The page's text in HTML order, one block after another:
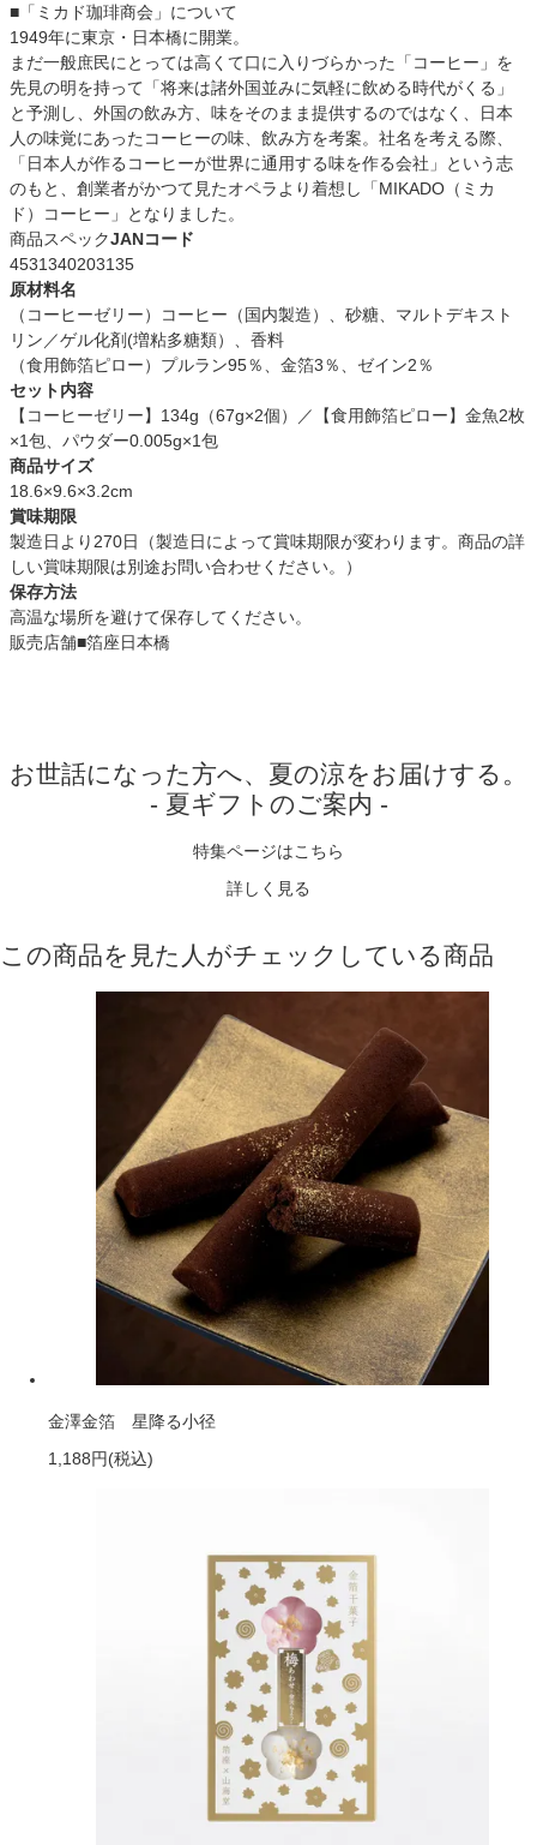
■「ミカド珈琲商会」について
1949年に東京・日本橋に開業。
まだ一般庶民にとっては高くて口に入りづらかった「コーヒー」を
先見の明を持って「将来は諸外国並みに気軽に飲める時代がくる」
と予測し、外国の飲み方、味をそのまま提供するのではなく、日本
人の味覚にあったコーヒーの味、飲み方を考案。社名を考える際、
「日本人が作るコーヒーが世界に通用する味を作る会社」という志
のもと、創業者がかつて見たオペラより着想し「MIKADO（ミカ
ド）コーヒー」となりました。
商品スペックJANコード
4531340203135
原材料名
（コーヒーゼリー）コーヒー（国内製造）、砂糖、マルトデキスト
リン／ゲル化剤(増粘多糖類）、香料
（食用飾箔ピロー）プルラン95％、金箔3％、ゼイン2％
セット内容
【コーヒーゼリー】134g（67g×2個）／【食用飾箔ピロー】金魚2枚
×1包、パウダー0.005g×1包
商品サイズ
18.6×9.6×3.2cm
賞味期限
製造日より270日（製造日によって賞味期限が変わります。商品の詳
しい賞味期限は別途お問い合わせください。）
保存方法
高温な場所を避けて保存してください。
販売店舗■箔座日本橋
お世話になった方へ、夏の涼をお届けする。
- 夏ギフトのご案内 -
特集ページはこちら
詳しく見る
この商品を見た人がチェックしている商品
金澤金箔 星降る小径
1,188円(税込)